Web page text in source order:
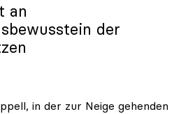
an
der
in der zur Neige gehenden